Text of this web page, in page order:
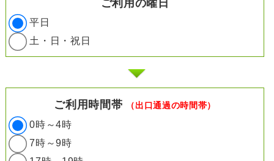
ご利用の曜日
平日
土・日・祝日
ご利用時間帯 （出口通過の時間帯）
0時～4時
7時～9時